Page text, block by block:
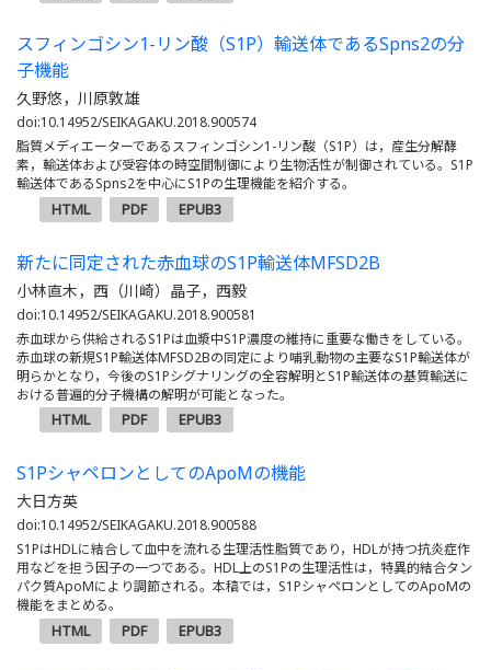
スフィンゴシン1-リン酸（S1P）輸送体であるSpns2の分
子機能
久野悠，川原敦雄
doi:10.14952/SEIKAGAKU.2018.900574
脂質メディエーターであるスフィンゴシン1-リン酸（S1P）は，産生分解酵
素，輸送体および受容体の時空間制御により生物活性が制御されている。S1P
輸送体であるSpns2を中心にS1Pの生理機能を紹介する。
HTML PDF EPUB3
新たに同定された赤血球のS1P輸送体MFSD2B
小林直木，西（川崎）晶子，西毅
doi:10.14952/SEIKAGAKU.2018.900581
赤血球から供給されるS1Pは血漿中S1P濃度の維持に重要な働きをしている。
赤血球の新規S1P輸送体MFSD2Bの同定により哺乳動物の主要なS1P輸送体が
明らかとなり，今後のS1Pシグナリングの全容解明とS1P輸送体の基質輸送に
おける普遍的分子機構の解明が可能となった。
HTML PDF EPUB3
S1PシャペロンとしてのApoMの機能
大日方英
doi:10.14952/SEIKAGAKU.2018.900588
S1PはHDLに結合して血中を流れる生理活性脂質であり，HDLが持つ抗炎症作
用などを担う因子の一つである。HDL上のS1Pの生理活性は，特異的結合タン
パク質ApoMにより調節される。本稿では，S1PシャペロンとしてのApoMの
機能をまとめる。
HTML PDF EPUB3